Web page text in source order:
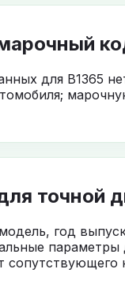
для B1365
точной
год
сопутствующего